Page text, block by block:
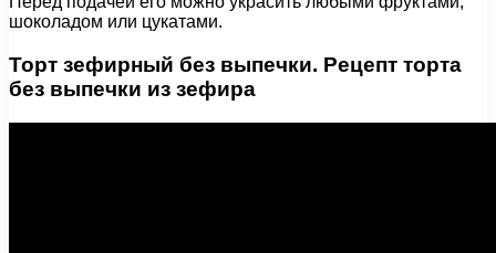
шоколадом или цукатами.
Торт зефирный без выпечки. Рецепт торта
без выпечки из зефира